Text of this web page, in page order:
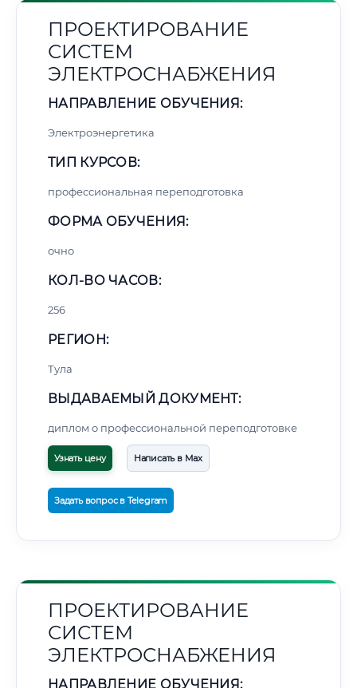
ПРОЕКТИРОВАНИЕ
СИСТЕМ
ЭЛЕКТРОСНАБЖЕНИЯ
НАПРАВЛЕНИЕ ОБУЧЕНИЯ:
Электроэнергетика
ТИП КУРСОВ:
профессиональная переподготовка
ФОРМА ОБУЧЕНИЯ:
очно
КОЛ-ВО ЧАСОВ:
256
РЕГИОН:
Тула
ВЫДАВАЕМЫЙ ДОКУМЕНТ:
диплом о профессиональной переподготовке
Узнать цену Написать в Max
Задать вопрос в Telegram
ПРОЕКТИРОВАНИЕ
СИСТЕМ
ЭЛЕКТРОСНАБЖЕНИЯ
НАПРАВЛЕНИЕ ОБУЧЕНИЯ: